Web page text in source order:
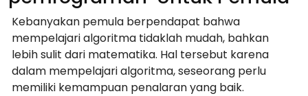
Kebanyakan pemula berpendapat bahwa
mempelajari algoritma tidaklah mudah, bahkan
lebih sulit dari matematika. Hal tersebut karena
dalam mempelajari algoritma, seseorang perlu
memiliki kemampuan penalaran yang baik.